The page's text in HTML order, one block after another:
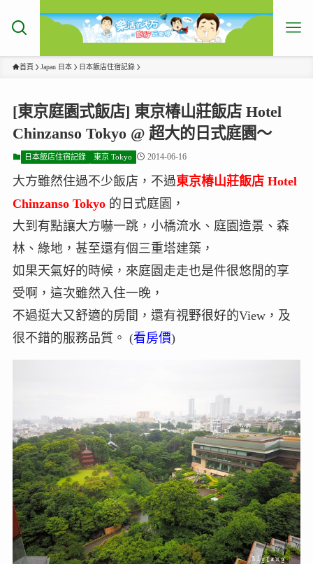
首頁 Japan 日本 日本飯店住宿記錄
[東京庭園式飯店] 東京椿山莊飯店 Hotel
Chinzanso Tokyo @ 超大的日式庭園～
日本飯店住宿記錄 東京 Tokyo 2014-06-16
大方雖然住過不少飯店，不過東京椿山莊飯店 Hotel
Chinzanso Tokyo的日式庭園，
大到有點讓大方嚇一跳，小橋流水、庭園造景、森
林、綠地，甚至還有個三重塔建築，
如果天氣好的時候，來庭園走走也是件很悠閒的享
受啊，這次雖然入住一晚，
不過挺大又舒適的房間，還有視野很好的View，及
很不錯的服務品質。 (看房價)